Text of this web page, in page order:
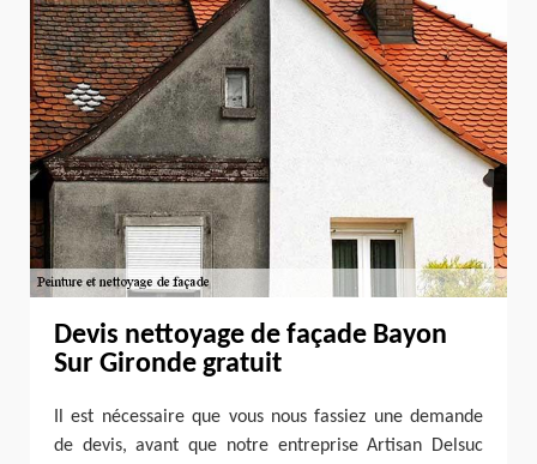
Devis nettoyage de façade Bayon
Sur Gironde gratuit
Il est nécessaire que vous nous fassiez une demande
de devis, avant que notre entreprise Artisan Delsuc